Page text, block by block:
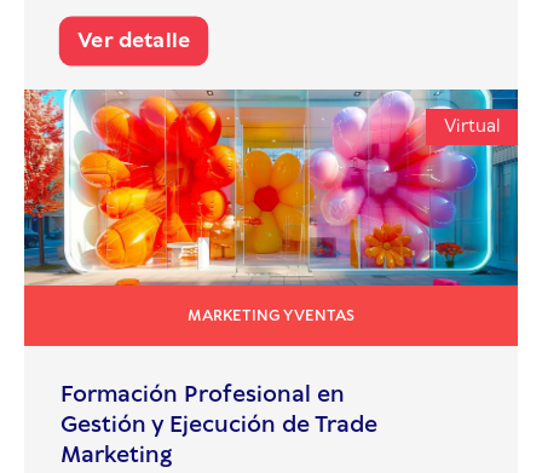
Ver detalle
Virtual
MARKETING Y VENTAS
Formación Profesional en
Gestión y Ejecución de Trade
Marketing